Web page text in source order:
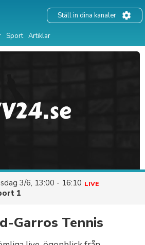
Sport Artiklar
Ställ in dina kanaler
3/6, 13:00 - 16:10 LIVE
1
Garros Tennis